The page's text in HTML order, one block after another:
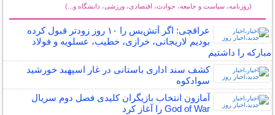
(روزنامه، سیاست و جامعه، حوادث، اقتصادی، ورزشی، دانشگاه و...)
عراقچی: اگر آتش‌بس را ۱۰ روز زودتر قبول کرده
بودیم لاریجانی، خرازی، خطیب، عسلویه و فولاد
مبارکه را داشتیم
کشف سند اداری باستانی در غار اسپهبد خورشید
سوادکوه
آمازون انتخاب بازیگران کلیدی فصل دوم سریال
God of War را آغاز کرد